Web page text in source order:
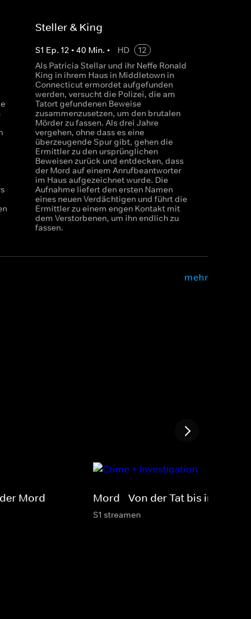
Steller & King
S1 Ep. 12 • 40 Min. • HD
12
Als Patricia Stellar und ihr Neffe Ronald
King in ihrem Haus in Middletown in
Connecticut ermordet aufgefunden
werden, versucht die Polizei, die am
Tatort gefundenen Beweise
zusammenzusetzen, um den brutalen
Mörder zu fassen. Als drei Jahre
vergehen, ohne dass es eine
überzeugende Spur gibt, gehen die
Ermittler zu den ursprünglichen
Beweisen zurück und entdecken, dass
der Mord auf einem Anrufbeantworter
im Haus aufgezeichnet wurde. Die
Aufnahme liefert den ersten Namen
eines neuen Verdächtigen und führt die
Ermittler zu einem engen Kontakt mit
dem Verstorbenen, um ihn endlich zu
fassen.
mehr
Mord Mord - Von der Tat bis in die
S1 streamen